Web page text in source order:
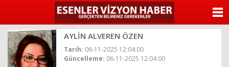
AYLİN ALVEREN ÖZEN
Tarih: 06-11-2025 12:04:00
Güncelleme: 06-11-2025 12:04:00
ANASAYFA
YAZARLAR